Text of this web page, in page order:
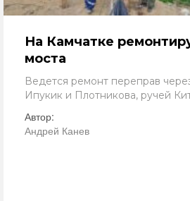
На Камчатке
моста
Ведется ремонт переправ
Ипукик и Плотникова, ручей
Автор:
Андрей Канев